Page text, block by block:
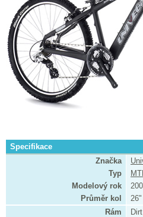
Specifikace
Značka
Typ
Modelový rok
Průměr kol
26"
Rám
Dirt